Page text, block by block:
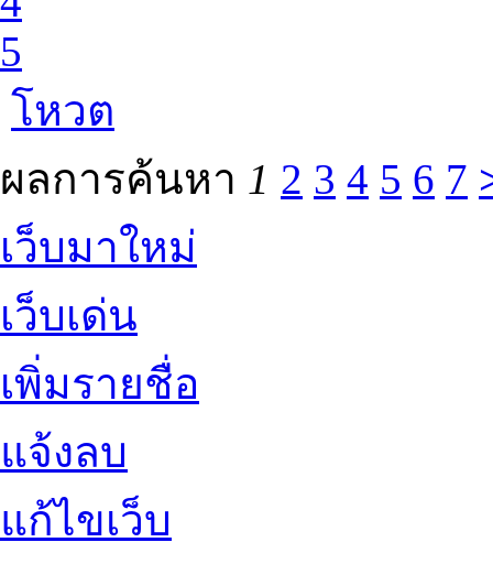
5
โหวต
ผลการค้นหา 1 2 3 4 5 6 7
เว็บมาใหม่
เว็บเด่น
เพิ่มรายชื่อ
แจ้งลบ
แก้ไขเว็บ